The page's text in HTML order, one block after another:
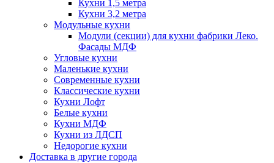
Кухни 1,5 метра
Кухни 3,2 метра
Модульные кухни
Модули (секции) для кухни фабрики Леко.
Фасады МДФ
Угловые кухни
Маленькие кухни
Современные кухни
Классические кухни
Кухни Лофт
Белые кухни
Кухни МДФ
Кухни из ЛДСП
Недорогие кухни
Доставка в другие города